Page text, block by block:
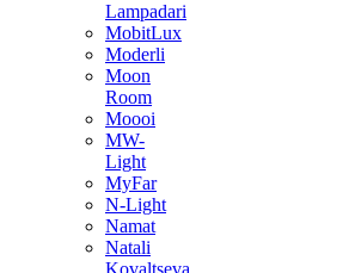
Lampadari
MobitLux
Moderli
Moon
Room
Moooi
MW-
Light
MyFar
N-Light
Namat
Natali
Kovaltseva